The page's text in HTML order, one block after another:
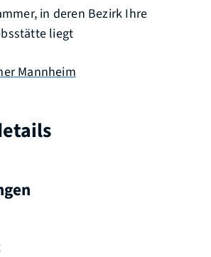
in deren Bezirk Ihre
liegt
Mannheim